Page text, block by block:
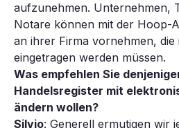
aufzunehmen. Unternehmen,
Notare können mit der Hoop-
an ihrer Firma vornehmen, die
eingetragen werden müssen.
Was empfehlen Sie
Handelsregister mit
ändern wollen?
Silvio: Generell ermutigen wir